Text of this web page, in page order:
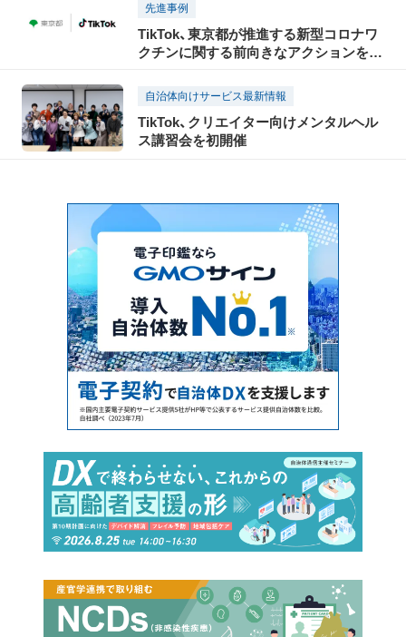
先進事例
TikTok、東京都が推進する新型コロナワ
クチンに関する前向きなアクションを呼
た啓発動画を公開
自治体向けサービス最新情報
TikTok、クリエイター向けメンタルヘル
ス講習会を初開催